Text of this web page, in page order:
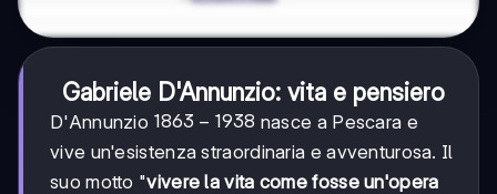
Gabriele D'Annunzio: vita e pensiero
D'Annunzio 1863-
1938
1863 − 1938 nasce a Pescara e
vive un'esistenza straordinaria e avventurosa. Il
suo motto "vivere la vita come fosse un'opera